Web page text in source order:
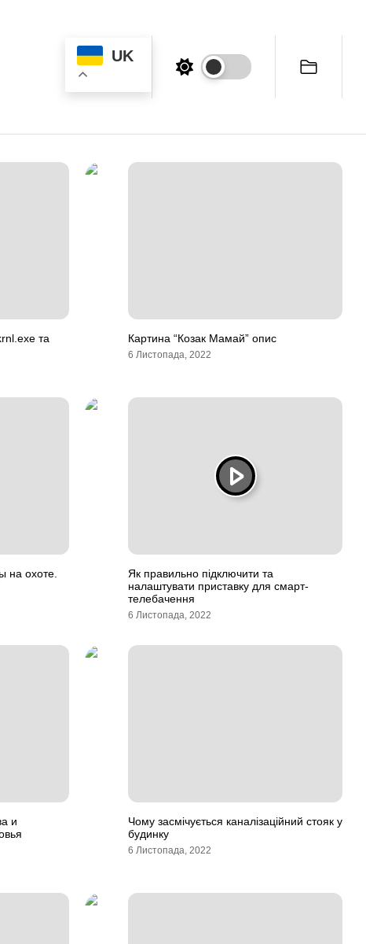
UK
та
Картина “Козак Мамай” опис
6 Листопада, 2022
на охоте.
Як правильно підключити та
налаштувати приставку для смарт-
телебачення
6 Листопада, 2022
и
Чому засмічується каналізаційний стояк у
будинку
6 Листопада, 2022